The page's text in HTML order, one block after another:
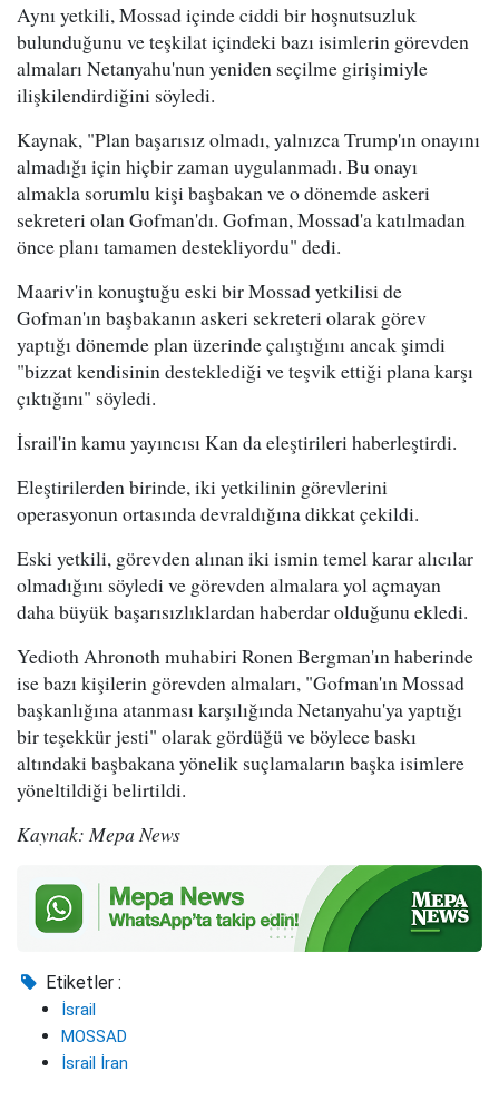
Aynı yetkili, Mossad içinde ciddi bir hoşnutsuzluk
bulunduğunu ve teşkilat içindeki bazı isimlerin görevden
almaları Netanyahu'nun yeniden seçilme girişimiyle
ilişkilendirdiğini söyledi.
Kaynak, "Plan başarısız olmadı, yalnızca Trump'ın onayını
almadığı için hiçbir zaman uygulanmadı. Bu onayı
almakla sorumlu kişi başbakan ve o dönemde askeri
sekreteri olan Gofman'dı. Gofman, Mossad'a katılmadan
önce planı tamamen destekliyordu" dedi.
Maariv'in konuştuğu eski bir Mossad yetkilisi de
Gofman'ın başbakanın askeri sekreteri olarak görev
yaptığı dönemde plan üzerinde çalıştığını ancak şimdi
"bizzat kendisinin desteklediği ve teşvik ettiği plana karşı
çıktığını" söyledi.
İsrail'in kamu yayıncısı Kan da eleştirileri haberleştirdi.
Eleştirilerden birinde, iki yetkilinin görevlerini
operasyonun ortasında devraldığına dikkat çekildi.
Eski yetkili, görevden alınan iki ismin temel karar alıcılar
olmadığını söyledi ve görevden almalara yol açmayan
daha büyük başarısızlıklardan haberdar olduğunu ekledi.
Yedioth Ahronoth muhabiri Ronen Bergman'ın haberinde
ise bazı kişilerin görevden almaları, "Gofman'ın Mossad
başkanlığına atanması karşılığında Netanyahu'ya yaptığı
bir teşekkür jesti" olarak gördüğü ve böylece baskı
altındaki başbakana yönelik suçlamaların başka isimlere
yöneltildiği belirtildi.
Kaynak: Mepa News
Etiketler :
İsrail
MOSSAD
İsrail İran